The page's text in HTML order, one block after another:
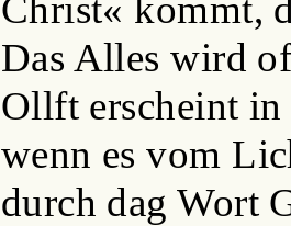
Christ« kommt,
Das Alles wird
Ollft erscheint in
wenn es vom
durch dag Wort